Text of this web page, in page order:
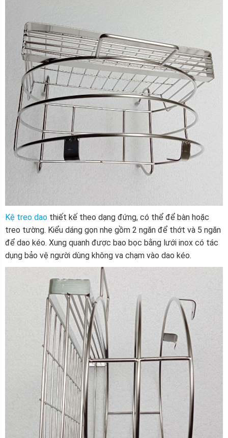
Kệ treo dao thiết kế theo dạng đứng, có thể để bàn hoặc
treo tường. Kiểu dáng gọn nhẹ gồm 2 ngăn để thớt và 5 ngăn
để dao kéo. Xung quanh được bao bọc bằng lưới inox có tác
dụng bảo vệ người dùng không va chạm vào dao kéo.